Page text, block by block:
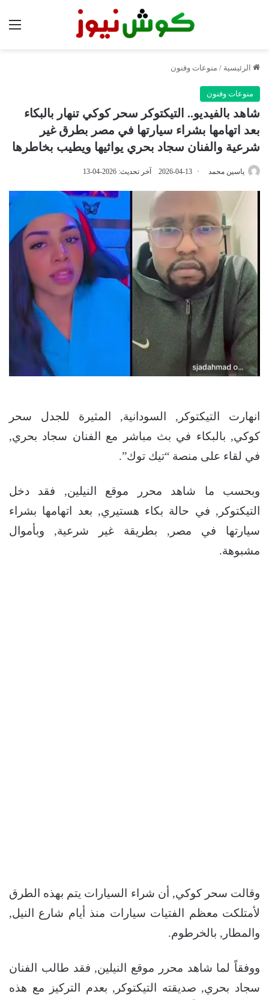
الرئيسية / منوعات وفنون
منوعات وفنون
شاهد بالفيديو.. التيكتوكر سحر كوكي تنهار بالبكاء
بعد اتهامها بشراء سيارتها في مصر بطرق غير
شرعية والفنان سجاد بحري يواثيها ويطيب بخاطرها
ياسين محمد 2026-04-13 آخر تحديث: 2026-04-13
انهارت التيكتوكر, السودانية, المثيرة للجدل سحر
كوكي, بالبكاء في بث مباشر مع الفنان سجاد بحري,
في لقاء على منصة “تيك توك”.
وبحسب ما شاهد محرر موقع النيلين, فقد دخل
التيكتوكر, في حالة بكاء هستيري, بعد اتهامها بشراء
سيارتها في مصر, بطريقة غير شرعية, وبأموال
مشبوهة.
وقالت سحر كوكي, أن شراء السيارات يتم بهذه الطرق
لأمتلكت معظم الفتيات سيارات منذ أيام شارع النيل,
والمطار, بالخرطوم.
ووفقاً لما شاهد محرر موقع النيلين, فقد طالب الفنان
سجاد بحري, صديقته التيكتوكر, بعدم التركيز مع هذه